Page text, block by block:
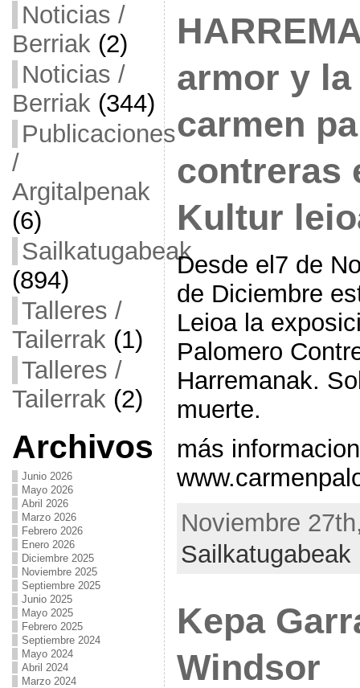
Noticias /
Berriak(2)
Noticias /
Berriak(344)
Publicaciones
/
Argitalpenak
(6)
Sailkatugabeak
(894)
Talleres /
Tailerrak(1)
Talleres /
Tailerrak(2)
Archivos
Junio 2026
Mayo 2026
Abril 2026
Marzo 2026
Febrero 2026
Enero 2026
Diciembre 2025
Noviembre 2025
Septiembre 2025
Junio 2025
Mayo 2025
Febrero 2025
Septiembre 2024
Mayo 2024
Abril 2024
Marzo 2024
armor y
carmen
contreras
Kultur
Desde el7 de
de Diciembre
Leioa la
Palomero
Harremanak.
muerte.
más
Noviembre
Sailkatugabeak
Kepa
Windsor